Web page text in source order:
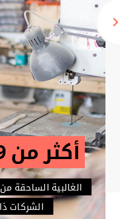
حوالي 25000 براءة
تعتبر